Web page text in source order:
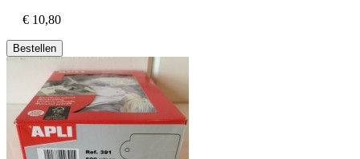
€ 10,80
Bestellen